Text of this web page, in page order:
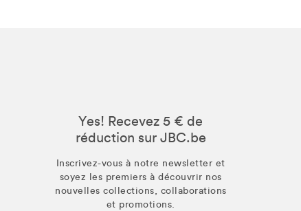
Yes! Recevez 5 € de
réduction sur JBC.be
Inscrivez-vous à notre newsletter et
soyez les premiers à découvrir nos
nouvelles collections, collaborations
et promotions.